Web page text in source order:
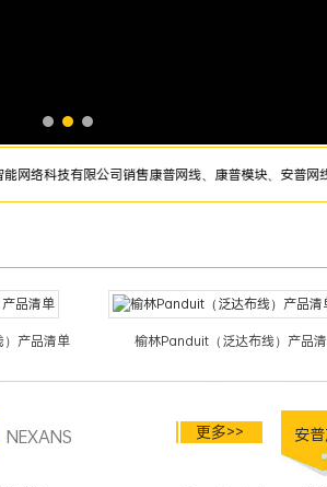
技有限公司销售康普网线、康普模块、安普网线、
）产品清单 榆林Panduit（泛达布线）产品
NEXANS 更多>> 安